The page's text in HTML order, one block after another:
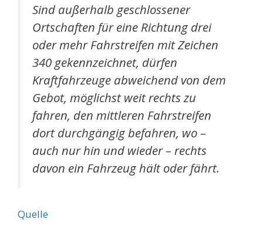
Sind außerhalb geschlossener
Ortschaften für eine Richtung drei
oder mehr Fahrstreifen mit Zeichen
340 gekennzeichnet, dürfen
Kraftfahrzeuge abweichend von dem
Gebot, möglichst weit rechts zu
fahren, den mittleren Fahrstreifen
dort durchgängig befahren, wo –
auch nur hin und wieder – rechts
davon ein Fahrzeug hält oder fährt.
Quelle